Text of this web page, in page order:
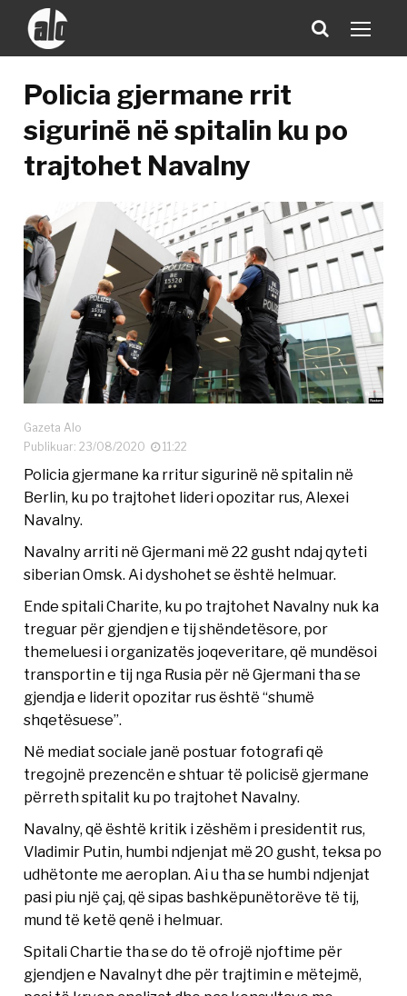
Policia gjermane rrit
sigurinë në spitalin ku po
trajtohet Navalny
Gazeta Alo
Publikuar: 23/08/2020
11:22
Policia gjermane ka rritur sigurinë në spitalin në
Berlin, ku po trajtohet lideri opozitar rus, Alexei
Navalny.
Navalny arriti në Gjermani më 22 gusht ndaj qyteti
siberian Omsk. Ai dyshohet se është helmuar.
Ende spitali Charite, ku po trajtohet Navalny nuk ka
treguar për gjendjen e tij shëndetësore, por
themeluesi i organizatës joqeveritare, që mundësoi
transportin e tij nga Rusia për në Gjermani tha se
gjendja e liderit opozitar rus është “shumë
shqetësuese”.
Në mediat sociale janë postuar fotografi që
tregojnë prezencën e shtuar të policisë gjermane
përreth spitalit ku po trajtohet Navalny.
Navalny, që është kritik i zëshëm i presidentit rus,
Vladimir Putin, humbi ndjenjat më 20 gusht, teksa po
udhëtonte me aeroplan. Ai u tha se humbi ndjenjat
pasi piu një çaj, që sipas bashkëpunëtorëve të tij,
mund të ketë qenë i helmuar.
Spitali Chartie tha se do të ofrojë njoftime për
gjendjen e Navalnyt dhe për trajtimin e mëtejmë,